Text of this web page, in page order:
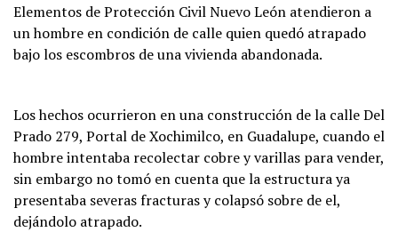
Elementos de Protección Civil Nuevo León atendieron a
un hombre en condición de calle quien quedó atrapado
bajo los escombros de una vivienda abandonada.
Los hechos ocurrieron en una construcción de la calle Del
Prado 279, Portal de Xochimilco, en Guadalupe, cuando el
hombre intentaba recolectar cobre y varillas para vender,
sin embargo no tomó en cuenta que la estructura ya
presentaba severas fracturas y colapsó sobre de el,
dejándolo atrapado.